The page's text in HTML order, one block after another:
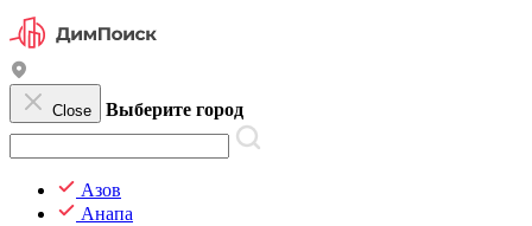
Close Выберите город
Азов
Анапа